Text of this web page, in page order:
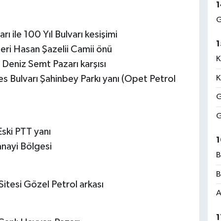
ile 100 Yıl Bulvarı kesişimi
Hasan Şazelii Camii önü
Semt Pazarı karşısı
Şahinbey Parkı yanı (Opet Petrol
PTT yanı
Bölgesi
Gözel Petrol arkası